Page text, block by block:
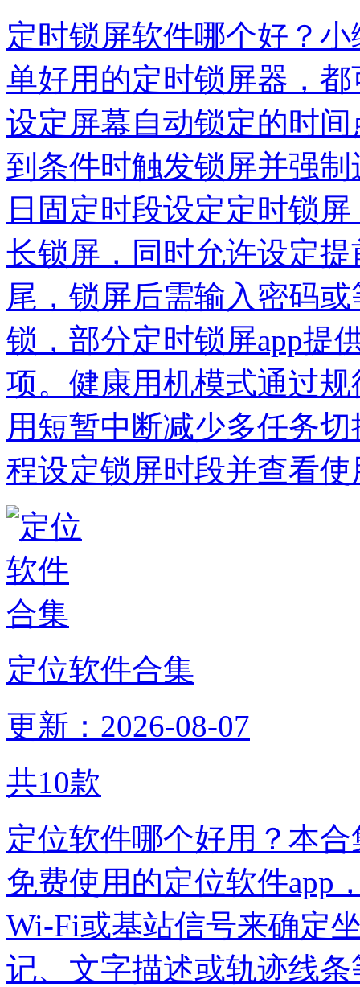
定时锁屏软件哪个好？
单好用的定时锁屏器，
设定屏幕自动锁定的时
到条件时触发锁屏并强
日固定时段设定定时锁
长锁屏，同时允许设定
尾，锁屏后需输入密码
锁，部分定时锁屏app提
项。健康用机模式通过
用短暂中断减少多任务
程设定锁屏时段并查看
定位软件合集
更新：2026-08-07
共10款
定位软件哪个好用？本
免费使用的定位软件app
Wi-Fi或基站信号来确定
记、文字描述或轨迹线